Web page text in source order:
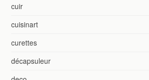
cuir
cuisinart
curettes
décapsuleur